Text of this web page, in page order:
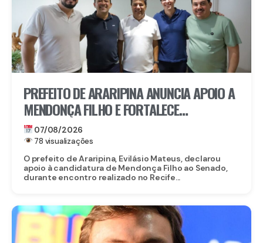
PREFEITO DE ARARIPINA ANUNCIA APOIO A
MENDONÇA FILHO E FORTALECE
CANDIDATURA NO SERTÃO
07/08/2026
78 visualizações
O prefeito de Araripina, Evilásio Mateus, declarou
apoio à candidatura de Mendonça Filho ao Senado,
durante encontro realizado no Recife...